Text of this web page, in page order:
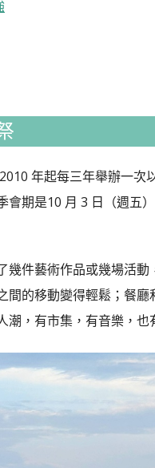
年起每三年舉辦一次
會期是10 月 3 日（週五
幾件藝術作品或幾場活
間的移動變得輕鬆；餐
潮，有市集，有音樂，也